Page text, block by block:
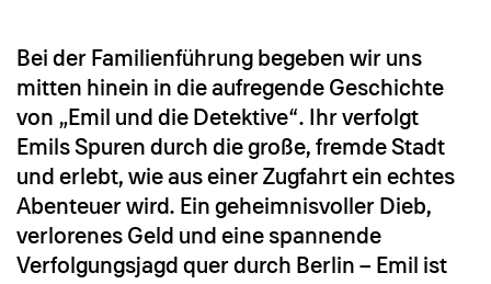
Bei der Familienführung begeben wir uns
mitten hinein in die aufregende Geschichte
von „Emil und die Detektive“. Ihr verfolgt
Emils Spuren durch die große, fremde Stadt
und erlebt, wie aus einer Zugfahrt ein echtes
Abenteuer wird. Ein geheimnisvoller Dieb,
verlorenes Geld und eine spannende
Verfolgungsjagd quer durch Berlin – Emil ist